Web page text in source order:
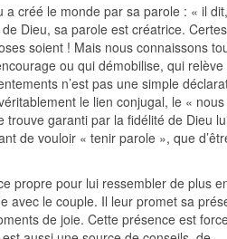
créé le monde par sa parole : « il
Dieu, sa parole est créatrice.
soient ! Mais nous connaissons
ou qui démobilise, qui
n’est pas une simple
le lien conjugal, le «
garanti par la fidélité de Dieu
de vouloir « tenir parole », que
propre pour lui ressembler de plus
avec le couple. Il leur promet sa
de joie. Cette présence est